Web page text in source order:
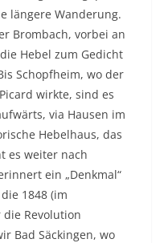
längere Wanderung.
Brombach, vorbei an
Hebel zum Gedicht
Schopfheim, wo der
wirkte, sind es
via Hausen im
Hebelhaus, das
es weiter nach
ein „Denkmal“
1848 (im
Revolution
Bad Säckingen, wo